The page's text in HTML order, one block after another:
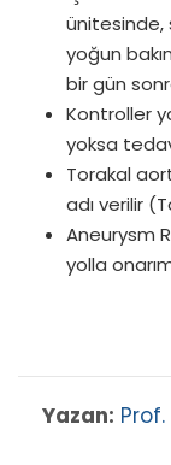
ünitesinde,
yoğun
bir gün
Kontroller
yoksa
Torakal
adı verilir
Aneurysm
yolla
Yazan: